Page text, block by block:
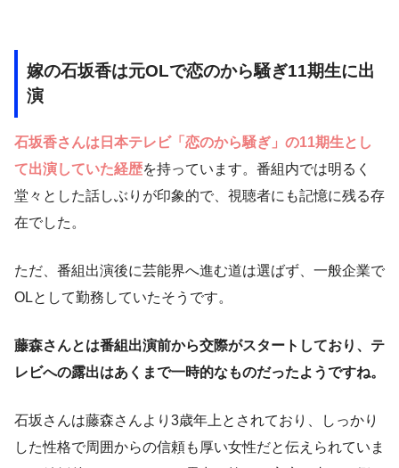
嫁の石坂香は元OLで恋のから騒ぎ11期生に出
演
石坂香さんは日本テレビ「恋のから騒ぎ」の11期生とし
て出演していた経歴を持っています。番組内では明るく
堂々とした話しぶりが印象的で、視聴者にも記憶に残る存
在でした。
ただ、番組出演後に芸能界へ進む道は選ばず、一般企業で
OLとして勤務していたそうです。
藤森さんとは番組出演前から交際がスタートしており、テ
レビへの露出はあくまで一時的なものだったようですね。
石坂さんは藤森さんより3歳年上とされており、しっかり
した性格で周囲からの信頼も厚い女性だと伝えられていま